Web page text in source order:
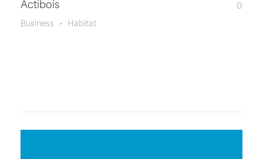
Actibois 0
Business Habitat